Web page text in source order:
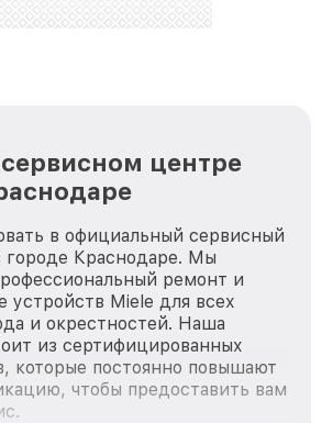
центре
в официальный сервисный
городе Краснодаре. Мы
ремонт и
устройств Miele для всех
и окрестностей. Наша
из сертифицированных
которые постоянно повышают
чтобы предоставить вам